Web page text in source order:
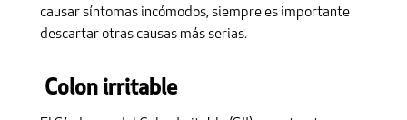
causar síntomas incómodos, siempre es importante
descartar otras causas más serias.
Colon irritable